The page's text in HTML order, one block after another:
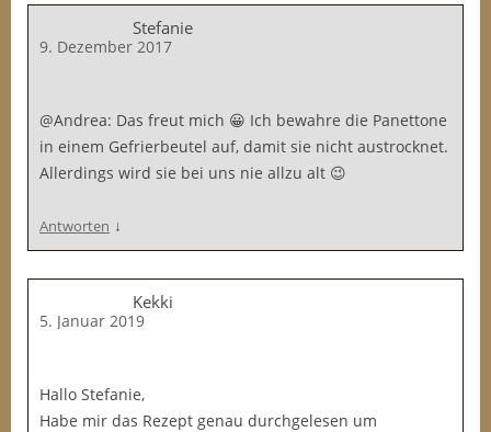
Stefanie
9. Dezember 2017
@Andrea: Das freut mich 😀 Ich bewahre die Panettone
in einem Gefrierbeutel auf, damit sie nicht austrocknet.
Allerdings wird sie bei uns nie allzu alt 😉
Antworten ↓
Kekki
5. Januar 2019
Hallo Stefanie,
Habe mir das Rezept genau durchgelesen um